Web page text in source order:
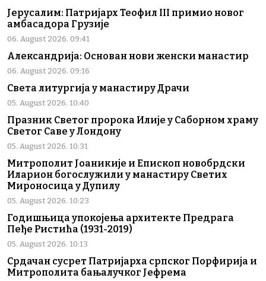
Јерусалим: Патријарх Теофил III примио новог
амбасадора Грузије
06. August 2026. 09:41
Александрија: Основан нови женски манастир
06. August 2026. 09:16
Света литургија у манастиру Драчи
05. August 2026. 10:40
Празник Светог пророка Илије у Саборном храму
Светог Саве у Лондону
05. August 2026. 10:31
Митрополит Јоаникије и Епископ новобрдски
Иларион богослужили у манастиру Светих
Мироносица у Дупилу
05. August 2026. 10:23
Годишњица упокојења архитекте Предрага
Пеђе Ристића (1931-2019)
05. August 2026. 10:13
Срдачан сусрет Патријарха српског Порфирија и
Митрополита бањалучког Јефрема